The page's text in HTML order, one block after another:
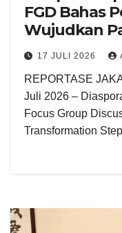
FGD Bahas
Wujudkan
Indonesia
17 JULI 2026
REPORTASE
Juli 2026 –
Focus Group
Transformation